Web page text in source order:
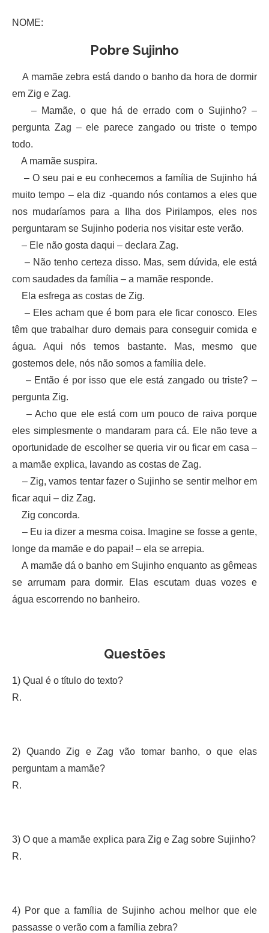
NOME:
Pobre Sujinho
A mamãe zebra está dando o banho da hora de dormir
em Zig e Zag.
– Mamãe, o que há de errado com o Sujinho? –
pergunta Zag – ele parece zangado ou triste o tempo
todo.
A mamãe suspira.
– O seu pai e eu conhecemos a família de Sujinho há
muito tempo – ela diz -quando nós contamos a eles que
nos mudaríamos para a Ilha dos Pirilampos, eles nos
perguntaram se Sujinho poderia nos visitar este verão.
– Ele não gosta daqui – declara Zag.
– Não tenho certeza disso. Mas, sem dúvida, ele está
com saudades da família – a mamãe responde.
Ela esfrega as costas de Zig.
– Eles acham que é bom para ele ficar conosco. Eles
têm que trabalhar duro demais para conseguir comida e
água. Aqui nós temos bastante. Mas, mesmo que
gostemos dele, nós não somos a família dele.
– Então é por isso que ele está zangado ou triste? –
pergunta Zig.
– Acho que ele está com um pouco de raiva porque
eles simplesmente o mandaram para cá. Ele não teve a
oportunidade de escolher se queria vir ou ficar em casa –
a mamãe explica, lavando as costas de Zag.
– Zig, vamos tentar fazer o Sujinho se sentir melhor em
ficar aqui – diz Zag.
Zig concorda.
– Eu ia dizer a mesma coisa. Imagine se fosse a gente,
longe da mamãe e do papai! – ela se arrepia.
A mamãe dá o banho em Sujinho enquanto as gêmeas
se arrumam para dormir. Elas escutam duas vozes e
água escorrendo no banheiro.
Questões
1) Qual é o título do texto?
R.
2) Quando Zig e Zag vão tomar banho, o que elas
perguntam a mamãe?
R.
3) O que a mamãe explica para Zig e Zag sobre Sujinho?
R.
4) Por que a família de Sujinho achou melhor que ele
passasse o verão com a família zebra?